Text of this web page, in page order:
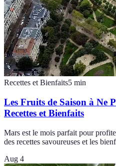
Recettes et Bienfaits5 min
Les Fruits de Saison à Ne
Recettes et Bienfaits
Mars est le mois parfait pour
des recettes savoureuses et les
Aug 4